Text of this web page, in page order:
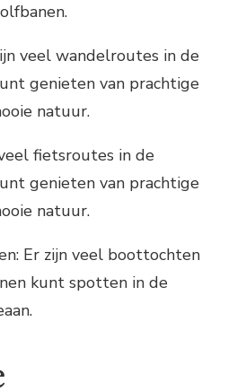
veel wandelroutes in de
genieten van prachtige
natuur.
fietsroutes in de
genieten van prachtige
natuur.
Er zijn veel boottochten
kunt spotten in de